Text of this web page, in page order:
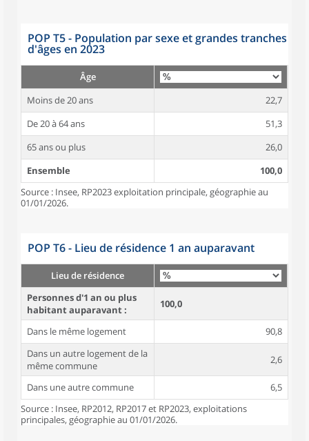
POP T5 - Population par sexe et grandes tranches
d'âges en 2023
Âge
Moins de 20 ans
22,7
De 20 à 64 ans
51,3
65 ans ou plus
26,0
Ensemble
100,0
Source : Insee, RP2023 exploitation principale, géographie au
01/01/2026.
POP T6 - Lieu de résidence 1 an auparavant
Lieu de résidence
Personnes d'1 an ou plus
habitant auparavant :
100,0
Dans le même logement
90,8
Dans un autre logement de la
même commune
2,6
Dans une autre commune
6,5
Source : Insee, RP2012, RP2017 et RP2023, exploitations
principales, géographie au 01/01/2026.